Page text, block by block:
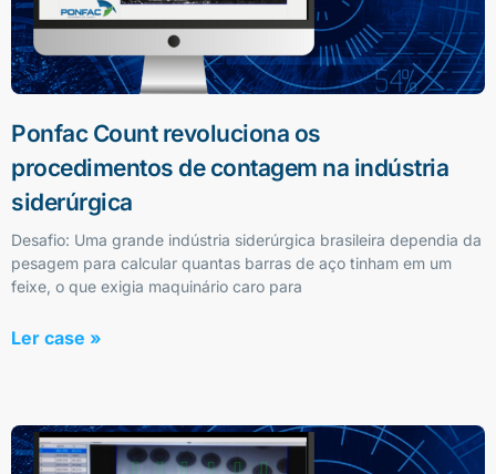
Ponfac Count revoluciona os
procedimentos de contagem na indústria
siderúrgica
Desafio: Uma grande indústria siderúrgica brasileira dependia da
pesagem para calcular quantas barras de aço tinham em um
feixe, o que exigia maquinário caro para
Ler case »